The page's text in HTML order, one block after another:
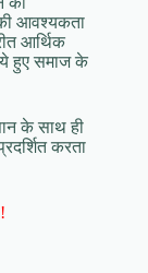
की आवश्यकता
आर्थिक
हुए समाज के
के साथ ही
करता